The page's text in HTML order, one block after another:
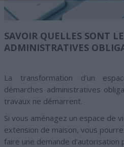
SAVOIR QUELLES SONT
ADMINISTRATIVES
La transformation d’un
démarches administratives
travaux ne démarrent.
Si vous aménagez un espace de
extension de maison, vous
faire une demande d’autorisation